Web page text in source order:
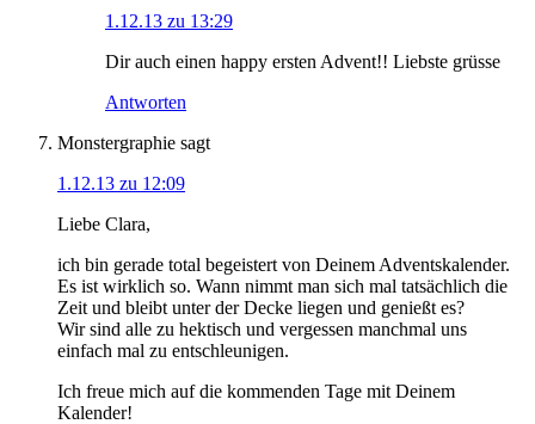
1.12.13 zu 13:29
Dir auch einen happy ersten Advent!! Liebste grüsse
Antworten
Monstergraphie sagt
1.12.13 zu 12:09
Liebe Clara,
ich bin gerade total begeistert von Deinem Adventskalender.
Es ist wirklich so. Wann nimmt man sich mal tatsächlich die
Zeit und bleibt unter der Decke liegen und genießt es?
Wir sind alle zu hektisch und vergessen manchmal uns
einfach mal zu entschleunigen.
Ich freue mich auf die kommenden Tage mit Deinem
Kalender!